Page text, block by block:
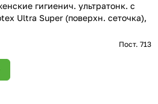
гигиенич. ультратонк. с
Ultra Super (поверхн. сеточка),
Пост. 713